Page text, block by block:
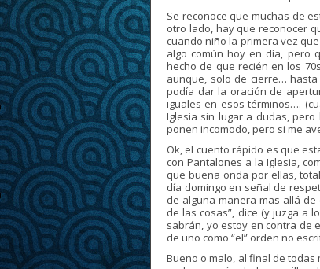
Se reconoce que muchas de
otro lado, hay que reconocer
cuando niño la primera vez
algo común hoy en día, pero
hecho de que recién en los
aunque, solo de cierre…
podía dar la oración de
iguales en esos términos….
Iglesia sin lugar a dudas,
ponen incomodo, pero si me
Ok, el cuento rápido es que
con Pantalones a la Iglesia,
que buena onda por ellas,
día domingo en señal de
de alguna manera mas allá
de las cosas”, dice (y juzga a
sabrán, yo estoy en contra de
de uno como “el” orden no
Bueno o malo, al final de todas